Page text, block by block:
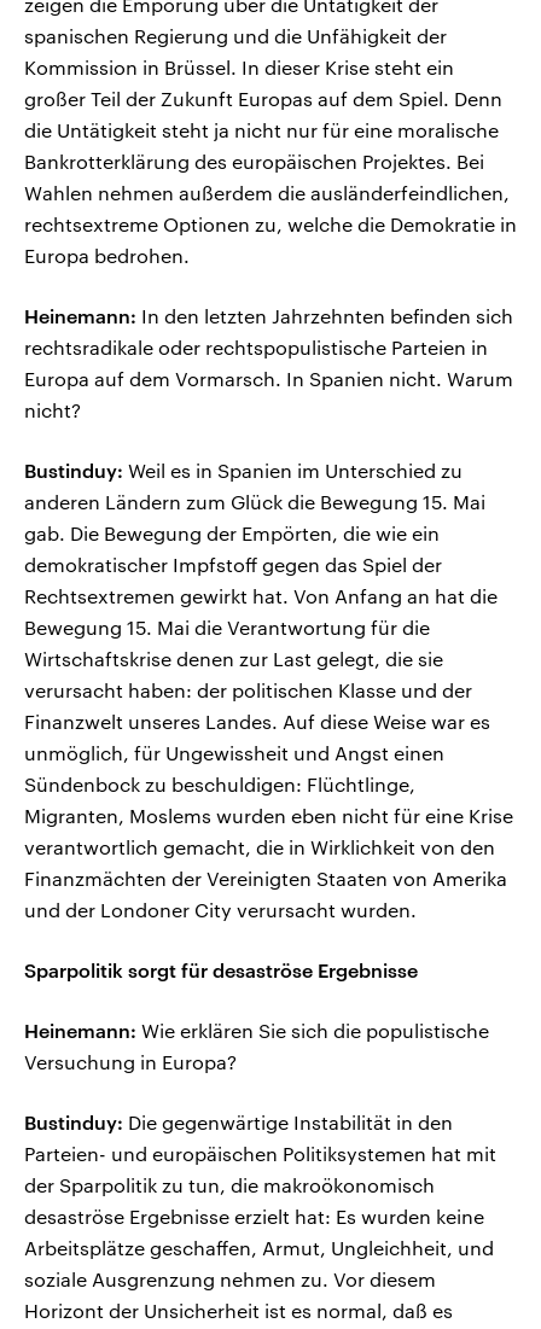
zeigen die Empörung über die Untätigkeit der
spanischen Regierung und die Unfähigkeit der
Kommission in Brüssel. In dieser Krise steht ein
großer Teil der Zukunft Europas auf dem Spiel. Denn
die Untätigkeit steht ja nicht nur für eine moralische
Bankrotterklärung des europäischen Projektes. Bei
Wahlen nehmen außerdem die ausländerfeindlichen,
rechtsextreme Optionen zu, welche die Demokratie in
Europa bedrohen.
Heinemann: In den letzten Jahrzehnten befinden sich
rechtsradikale oder rechtspopulistische Parteien in
Europa auf dem Vormarsch. In Spanien nicht. Warum
nicht?
Bustinduy: Weil es in Spanien im Unterschied zu
anderen Ländern zum Glück die Bewegung 15. Mai
gab. Die Bewegung der Empörten, die wie ein
demokratischer Impfstoff gegen das Spiel der
Rechtsextremen gewirkt hat. Von Anfang an hat die
Bewegung 15. Mai die Verantwortung für die
Wirtschaftskrise denen zur Last gelegt, die sie
verursacht haben: der politischen Klasse und der
Finanzwelt unseres Landes. Auf diese Weise war es
unmöglich, für Ungewissheit und Angst einen
Sündenbock zu beschuldigen: Flüchtlinge,
Migranten, Moslems wurden eben nicht für eine Krise
verantwortlich gemacht, die in Wirklichkeit von den
Finanzmächten der Vereinigten Staaten von Amerika
und der Londoner City verursacht wurden.
Sparpolitik sorgt für desaströse Ergebnisse
Heinemann: Wie erklären Sie sich die populistische
Versuchung in Europa?
Bustinduy: Die gegenwärtige Instabilität in den
Parteien- und europäischen Politiksystemen hat mit
der Sparpolitik zu tun, die makroökonomisch
desaströse Ergebnisse erzielt hat: Es wurden keine
Arbeitsplätze geschaffen, Armut, Ungleichheit, und
soziale Ausgrenzung nehmen zu. Vor diesem
Horizont der Unsicherheit ist es normal, daß es